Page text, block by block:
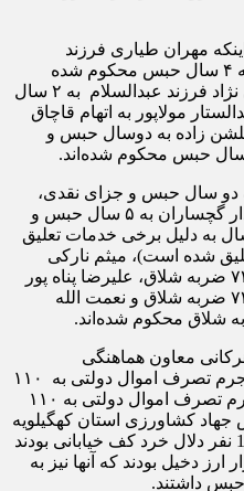
مهران طیاری فرزند
اسماعیل به اتهام قاچاق سوخت به ۴ سال حبس محکوم شده
است، گفت: همچنین ناصر محمدی نژاد فرزند عبدالسلام به ۲ سال
مولاپور به اتهام قاچاق
گلشن زاده به دوسال حبس و
سال حبس محکوم شده‌اند.
دو سال حبس و جزای نقدی،
اردلان زینل زاده فرزند نجف شهردار گچساران به ۵ سال حبس و
شلاق ( ۴ سال از این ۵ سال به دلیل برخی خدمات تعلیق
هم تعلیق شده است)، میثم نارکی
معاون شهردار به ۵ سال حبس و ۷۴ ضربه شلاق، علیرضا پناه پور
معاون شهردار به ۵ سال حبس و ۷۴ ضربه شلاق و نعمت الله
معاون هماهنگی
استانداری کهگیلویه و بویراحمد به جرم تصرف اموال دولتی به ۱۱۰
ضربه شلاق، حمزه جعفرقلی به جرم تصرف اموال دولتی به ۱۱۰
جهاد کشاورزی استان کهگیلویه
به ۷۴ ضربه شلاق محکوم شدند،‌ 15 نفر دلال خرد کف خیابانی بودند
دخیل بودند که آنها نیز به